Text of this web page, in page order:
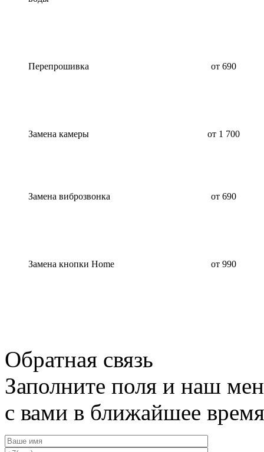
Перепрошивка от 690
Замена камеры от 1 700
Замена виброзвонка от 690
Замена кнопки Home от 990
Обратная связь
Заполните поля и наш
с вами в ближайшее время